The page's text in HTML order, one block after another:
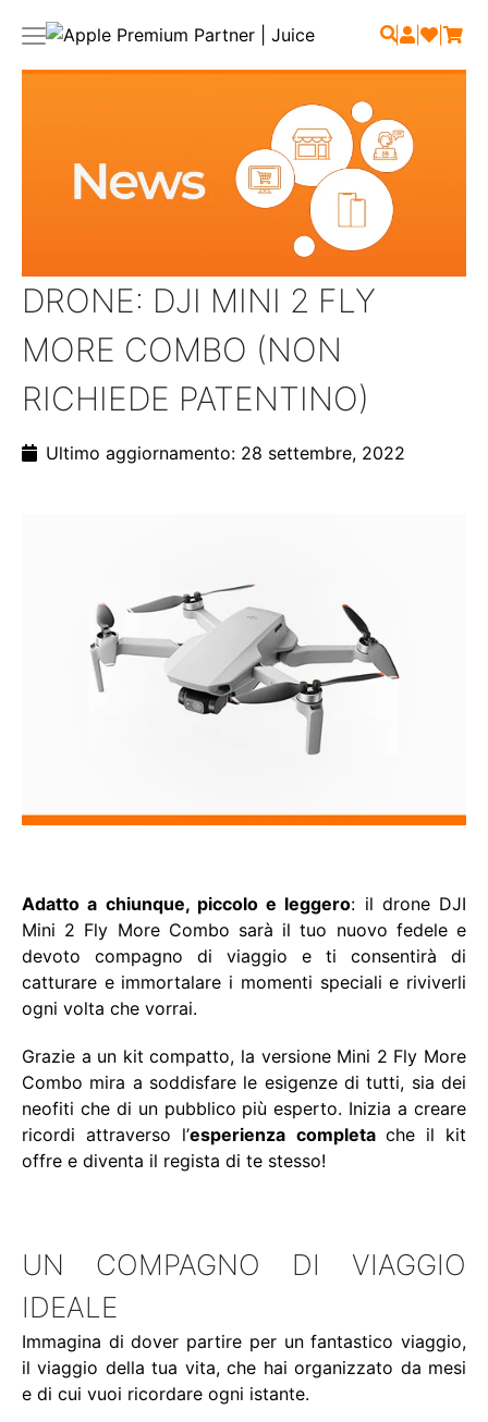
| | |
DRONE: DJI MINI 2 FLY
MORE COMBO (NON
RICHIEDE PATENTINO)
Ultimo aggiornamento: 28 settembre, 2022
Adatto a chiunque, piccolo e leggero: il drone DJI
Mini 2 Fly More Combo sarà il tuo nuovo fedele e
devoto compagno di viaggio e ti consentirà di
catturare e immortalare i momenti speciali e riviverli
ogni volta che vorrai.
Grazie a un kit compatto, la versione Mini 2 Fly More
Combo mira a soddisfare le esigenze di tutti, sia dei
neofiti che di un pubblico più esperto. Inizia a creare
ricordi attraverso l’esperienza completa che il kit
offre e diventa il regista di te stesso!
UN COMPAGNO DI VIAGGIO
IDEALE
Immagina di dover partire per un fantastico viaggio,
il viaggio della tua vita, che hai organizzato da mesi
e di cui vuoi ricordare ogni istante.